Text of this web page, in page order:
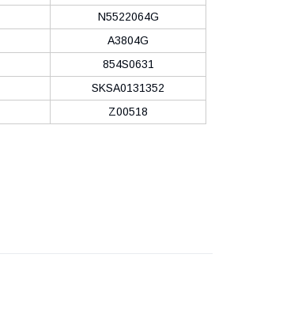
N5522064G
A3804G
854S0631
SKSA0131352
Z00518